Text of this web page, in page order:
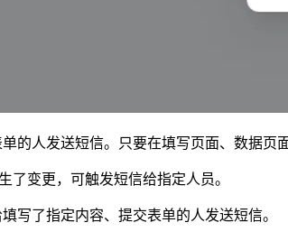
的人发送短信。只要在填写页面、数据页
了变更，可触发短信给指定人员。
写了指定内容、提交表单的人发送短信。